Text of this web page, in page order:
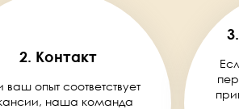
2. Контакт
ваш опыт соответствует
наша команда